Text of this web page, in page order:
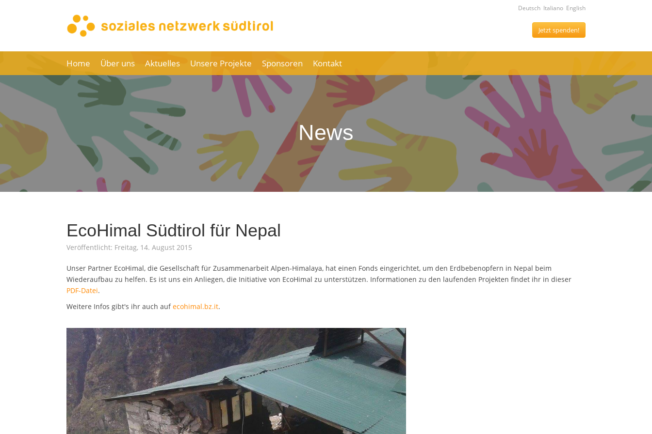
Deutsch Italiano English
Jetzt spenden!
Home Über uns Aktuelles Unsere Projekte Sponsoren Kontakt
News
EcoHimal Südtirol für Nepal
Veröffentlicht: Freitag, 14. August 2015
Unser Partner EcoHimal, die Gesellschaft für Zusammenarbeit Alpen-Himalaya, hat einen Fonds eingerichtet, um den Erdbebenopfern in Nepal beim
Wiederaufbau zu helfen. Es ist uns ein Anliegen, die Initiative von EcoHimal zu unterstützen. Informationen zu den laufenden Projekten findet ihr in dieser
PDF-Datei.
Weitere Infos gibt's ihr auch aufecohimal.bz.it.